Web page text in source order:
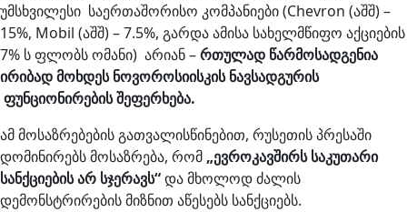
უმსხვილესი საერთაშორისო კომპანიები (Chevron (აშშ) –
15%, Mobil (აშშ) – 7.5%, გარდა ამისა სახელმწიფო აქციების
7% ს ფლობს ომანი) არიან –რთულად წარმოსადგენია
ირიბად მოხდეს ნოვოროსიისკის ნავსადგურის
ფუნციონირების შეფერხება.
ამ მოსაზრებების გათვალისწინებით, რუსეთის პრესაში
დომინირებს მოსაზრება, რომ „ევროკავშირს საკუთარი
სანქციების არ სჯერავს“და მხოლოდ ძალის
დემონსტრირების მიზნით აწესებს სანქციებს.